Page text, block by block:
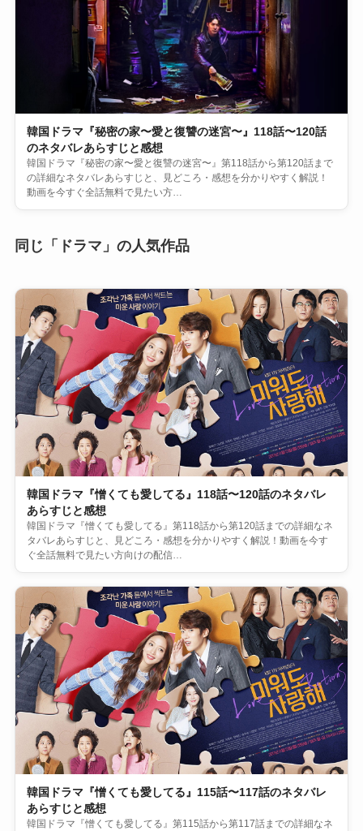
韓国ドラマ『秘密の家〜愛と復讐の迷宮〜』118話〜120話
のネタバレあらすじと感想
韓国ドラマ『秘密の家〜愛と復讐の迷宮〜』第118話から第120話まで
の詳細なネタバレあらすじと、見どころ・感想を分かりやすく解説！
動画を今すぐ全話無料で見たい方…
同じ「ドラマ」の人気作品
韓国ドラマ『憎くても愛してる』118話〜120話のネタバレ
あらすじと感想
韓国ドラマ『憎くても愛してる』第118話から第120話までの詳細なネ
タバレあらすじと、見どころ・感想を分かりやすく解説！動画を今す
ぐ全話無料で見たい方向けの配信…
韓国ドラマ『憎くても愛してる』115話〜117話のネタバレ
あらすじと感想
韓国ドラマ『憎くても愛してる』第115話から第117話までの詳細なネ